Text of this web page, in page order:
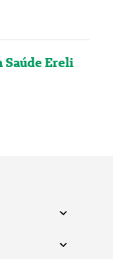
Saúde Ereli